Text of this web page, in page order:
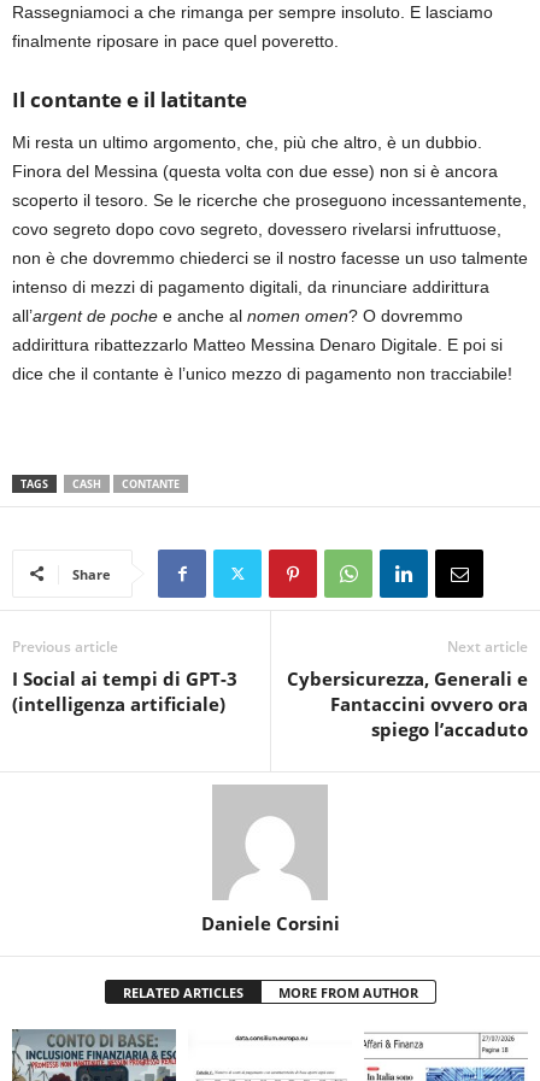
Rassegniamoci a che rimanga per sempre insoluto. E lasciamo
finalmente riposare in pace quel poveretto.
Il contante e il latitante
Mi resta un ultimo argomento, che, più che altro, è un dubbio.
Finora del Messina (questa volta con due esse) non si è ancora
scoperto il tesoro. Se le ricerche che proseguono incessantemente,
covo segreto dopo covo segreto, dovessero rivelarsi infruttuose,
non è che dovremmo chiederci se il nostro facesse un uso talmente
intenso di mezzi di pagamento digitali, da rinunciare addirittura
all’argent de poche e anche al nomen omen? O dovremmo
addirittura ribattezzarlo Matteo Messina Denaro Digitale. E poi si
dice che il contante è l’unico mezzo di pagamento non tracciabile!
TAGS CASH CONTANTE
Share
Previous article
I Social ai tempi di GPT-3
(intelligenza artificiale)
Next article
Cybersicurezza, Generali e
Fantaccini ovvero ora
spiego l’accaduto
Daniele Corsini
RELATED ARTICLES MORE FROM AUTHOR